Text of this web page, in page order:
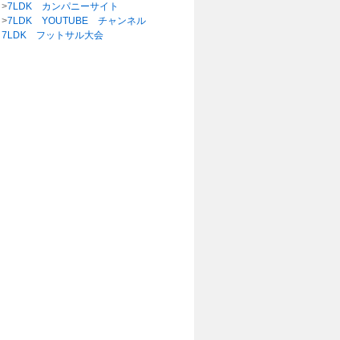
>7LDK カンパニーサイト
>7LDK YOUTUBE チャンネル
7LDK フットサル大会